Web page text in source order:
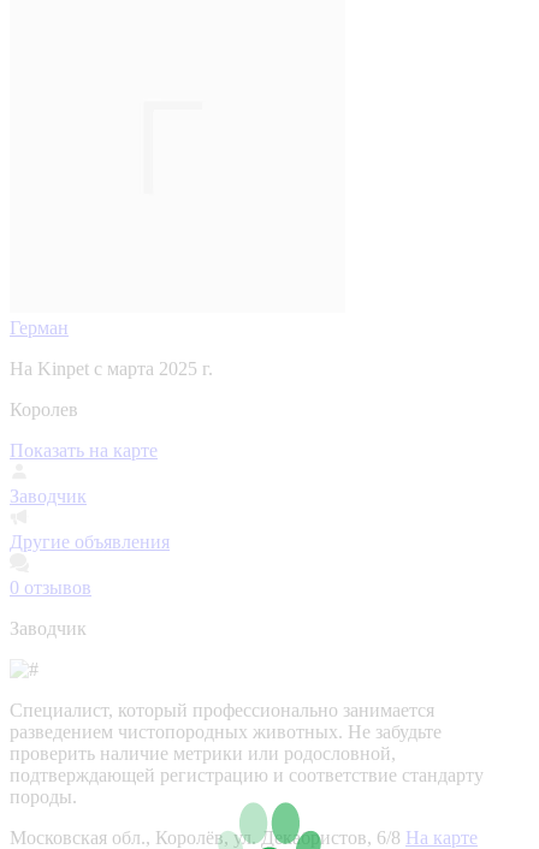
Герман
На Kinpet c марта 2025 г.
Королев
Показать на карте
Заводчик
Другие объявления
0 отзывов
Заводчик
Специалист, который профессионально занимается
разведением чистопородных животных. Не забудьте
проверить наличие метрики или родословной,
подтверждающей регистрацию и соответствие стандарту
породы.
Московская обл., Королёв, ул. Декабристов, 6/8 На карте